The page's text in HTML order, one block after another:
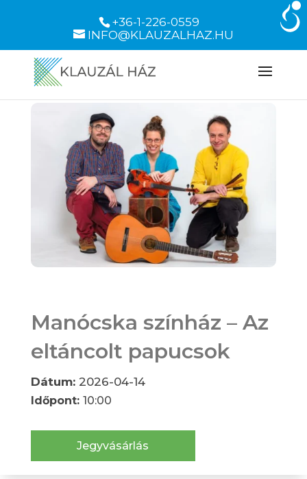
+36-1-226-0559
INFO@KLAUZALHAZ.HU
Manócska színház – Az
eltáncolt papucsok
Dátum: 2026-04-14
Időpont: 10:00
Jegyvásárlás